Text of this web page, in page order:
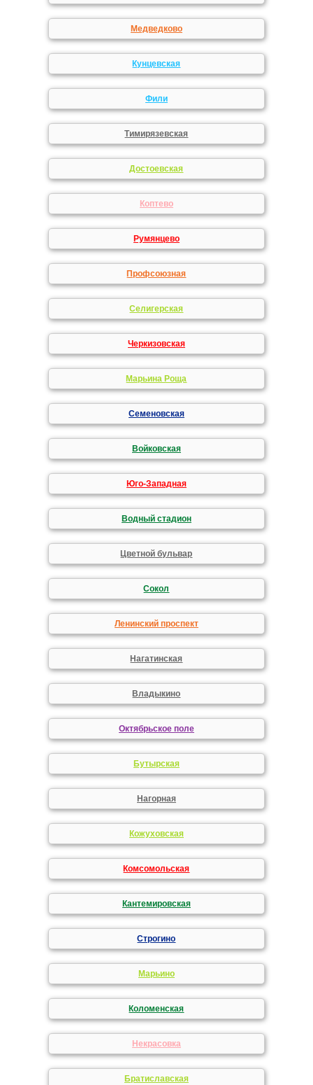
Медведково
Кунцевская
Фили
Тимирязевская
Достоевская
Коптево
Румянцево
Профсоюзная
Селигерская
Черкизовская
Марьина Роща
Семеновская
Войковская
Юго-Западная
Водный стадион
Цветной бульвар
Сокол
Ленинский проспект
Нагатинская
Владыкино
Октябрьское поле
Бутырская
Нагорная
Кожуховская
Комсомольская
Кантемировская
Строгино
Марьино
Коломенская
Некрасовка
Братиславская